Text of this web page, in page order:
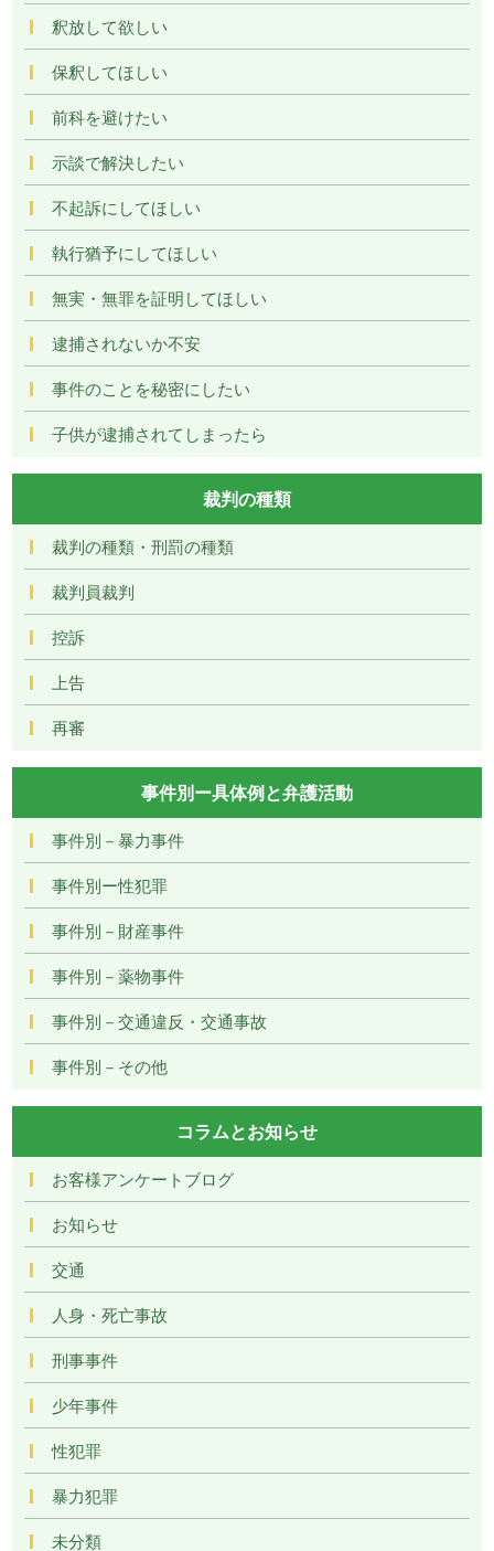
釈放して欲しい
保釈してほしい
前科を避けたい
示談で解決したい
不起訴にしてほしい
執行猶予にしてほしい
無実・無罪を証明してほしい
逮捕されないか不安
事件のことを秘密にしたい
子供が逮捕されてしまったら
裁判の種類
裁判の種類・刑罰の種類
裁判員裁判
控訴
上告
再審
事件別ー具体例と弁護活動
事件別－暴力事件
事件別ー性犯罪
事件別－財産事件
事件別－薬物事件
事件別－交通違反・交通事故
事件別－その他
コラムとお知らせ
お客様アンケートブログ
お知らせ
交通
人身・死亡事故
刑事事件
少年事件
性犯罪
暴力犯罪
未分類